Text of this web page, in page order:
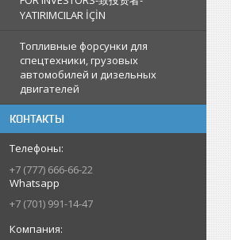
YATIRIMCILAR İÇİN
Топливные форсунки для
спецтехники, грузовых
автомобилей и дизельных
двигателей
КОНТАКТЫ
+7 (777) 666-66-22
Whatsapp
+7 (701) 991-14-47